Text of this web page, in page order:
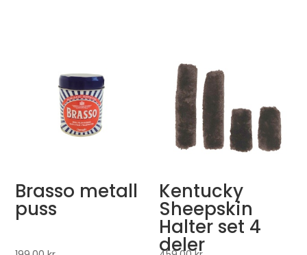
Brasso metall
puss
Kentucky
Sheepskin
Halter set 4
deler